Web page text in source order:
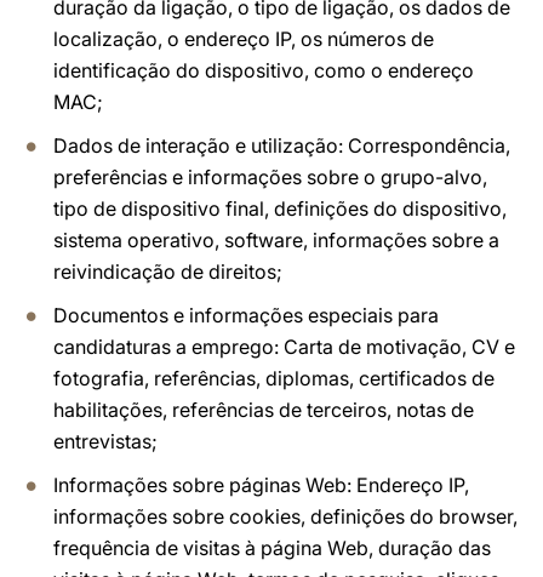
duração da ligação, o tipo de ligação, os dados de
localização, o endereço IP, os números de
identificação do dispositivo, como o endereço
MAC;
Dados de interação e utilização: Correspondência,
preferências e informações sobre o grupo-alvo,
tipo de dispositivo final, definições do dispositivo,
sistema operativo, software, informações sobre a
reivindicação de direitos;
Documentos e informações especiais para
candidaturas a emprego: Carta de motivação, CV e
fotografia, referências, diplomas, certificados de
habilitações, referências de terceiros, notas de
entrevistas;
Informações sobre páginas Web: Endereço IP,
informações sobre cookies, definições do browser,
frequência de visitas à página Web, duração das